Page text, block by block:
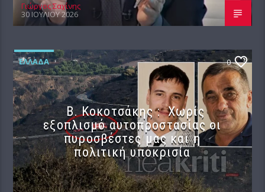
Γιώργος Σαχίνης
30 ΙΟΥΛΊΟΥ 2026
ΕΛΛΆΔΑ 0
Β. Κοκοτσάκης : Χωρίς
εξοπλισμό αυτοπροστασίας οι
πυροσβέστες μας και η
πολιτική υποκρισία